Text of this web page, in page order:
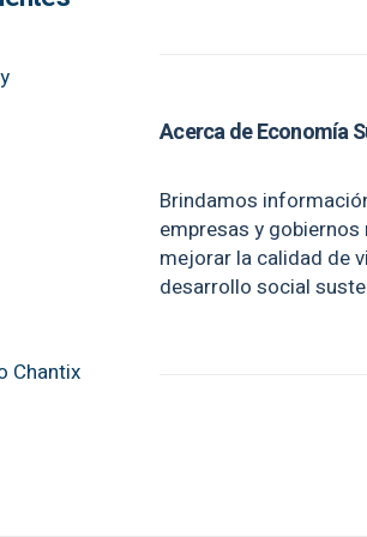
Chantix
Acerca de Economía
Brindamos
empresas y gobiernos
mejorar la calidad de
desarrollo social